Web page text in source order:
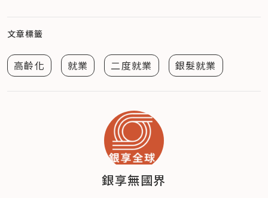
文章標籤
高齡化 就業 二度就業 銀髮就業
銀享無國界